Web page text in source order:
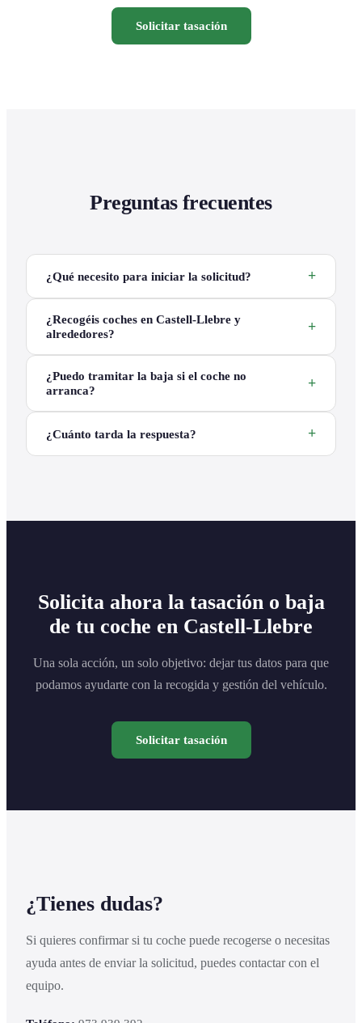
Solicitar tasación
Preguntas frecuentes
¿Qué necesito para iniciar la solicitud?
¿Recogéis coches en Castell-Llebre y
alrededores?
¿Puedo tramitar la baja si el coche no
arranca?
¿Cuánto tarda la respuesta?
Solicita ahora la tasación o baja
de tu coche en Castell-Llebre
Una sola acción, un solo objetivo: dejar tus datos para que
podamos ayudarte con la recogida y gestión del vehículo.
Solicitar tasación
¿Tienes dudas?
Si quieres confirmar si tu coche puede recogerse o necesitas
ayuda antes de enviar la solicitud, puedes contactar con el
equipo.